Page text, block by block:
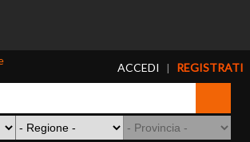
ACCEDI | REGISTRATI